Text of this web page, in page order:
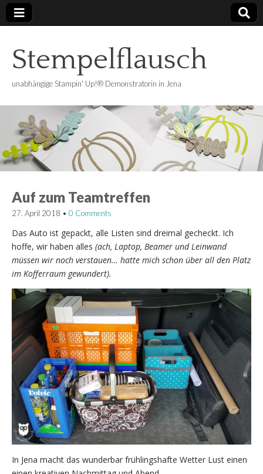
Stempelflausch
unabhängige Stampin' Up!® Demonstratorin in Jena
Auf zum Teamtreffen
27. April 2018 • 0 Comments
Das Auto ist gepackt, alle Listen sind dreimal gecheckt. Ich
hoffe, wir haben alles (ach, Laptop, Beamer und Leinwand
müssen wir noch verstauen… hatte mich schon über all den Platz
im Kofferraum gewundert).
In Jena macht das wunderbar frühlingshafte Wetter Lust einen